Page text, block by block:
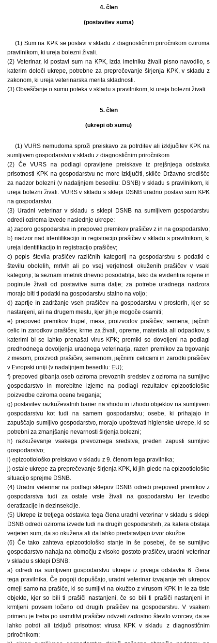
4. člen
(postavitev suma)
(1) Sum na KPK se postavi v skladu z diagnostičnim priročnikom oziroma
pravilnikom, ki ureja bolezni živali.
(2) Veterinar, ki postavi sum na KPK, izda imetniku živali pisno navodilo, s
katerim določi ukrepe, potrebne za preprečevanje širjenja KPK, v skladu z
zakonom, ki ureja veterinarska merila skladnosti.
(3) Obveščanje o sumu poteka v skladu s pravilnikom, ki ureja bolezni živali.
5. člen
(ukrepi ob sumu)
(1) VURS nemudoma sproži preiskavo za potrditev ali izključitev KPK na
sumljivem gospodarstvu v skladu z diagnostičnim priročnikom.
(2) Če VURS na podlagi opravljene preiskave iz prejšnjega odstavka
prisotnosti KPK na gospodarstvu ne more izključiti, skliče Državno središče
za nadzor bolezni (v nadaljnjem besedilu: DSNB) v skladu s pravilnikom, ki
ureja bolezni živali. VURS v skladu s sklepi DSNB uradno postavi sum KPK
na gospodarstvu.
(3) Uradni veterinar v skladu s sklepi DSNB na sumljivem gospodarstvu
odredi oziroma izvede naslednje ukrepe:
a) zaporo gospodarstva in prepoved premikov prašičev z in na gospodarstvo;
b) nadzor nad identifikacijo in registracijo prašičev v skladu s pravilnikom, ki
ureja identifikacijo in registracijo prašičev;
c) popis števila prašičev različnih kategorij na gospodarstvu s podatki o
številu obolelih, mrtvih ali po vsej verjetnosti okuženih prašičev v vsaki
kategoriji; ta seznam imetnik dnevno posodablja, tako da evidentira rojene in
poginule živali od postavitve suma dalje; za potrebe uradnega nadzora
morajo biti ti podatki na gospodarstvu stalno na voljo;
d) zaprtje in zadržanje vseh prašičev na gospodarstvu v prostorih, kjer so
nastanjeni, ali na drugem mestu, kjer jih je mogoče osamiti;
e) prepoved premikov trupel, mesa, proizvodov prašičev, semena, jajčnih
celic in zarodkov prašičev, krme za živali, opreme, materiala ali odpadkov, s
katerimi bi se lahko prenašal virus KPK; premiki so dovoljeni na podlagi
predhodnega dovoljenja uradnega veterinarja, razen premikov za trgovanje
z mesom, proizvodi prašičev, semenom, jajčnimi celicami in zarodki prašičev
v Evropski uniji (v nadaljnjem besedilu: EU);
f) prepoved gibanja oseb oziroma prevoznih sredstev z oziroma na sumljivo
gospodarstvo in morebitne izjeme na podlagi rezultatov epizootiološke
poizvedbe oziroma ocene tveganja;
g) postavitev razkuževalnih barier na vhodu in izhodu objektov na sumljivem
gospodarstvu kot tudi na samem gospodarstvu; osebe, ki prihajajo in
zapuščajo sumljivo gospodarstvo, morajo upoštevati higienske ukrepe, ki so
potrebni za zmanjšanje nevarnosti širjenja bolezni;
h) razkuževanje vsakega prevoznega sredstva, preden zapusti sumljivo
gospodarstvo;
i) epizootiološko preiskavo v skladu z 9. členom tega pravilnika;
j) ostale ukrepe za preprečevanje širjenja KPK, ki jih glede na epizootiološko
situacijo sprejme DSNB.
(4) Uradni veterinar na podlagi sklepov DSNB odredi prepoved premikov z
gospodarstva tudi za ostale vrste živali na gospodarstvu ter izvedbo
deratizacije in dezinsekcije.
(5) Ukrepe iz tretjega odstavka tega člena uradni veterinar v skladu s sklepi
DSNB odredi oziroma izvede tudi na drugih gospodarstvih, za katera obstaja
verjeten sum, da so okužena ali da lahko predstavljajo izvor okužbe.
(6) Če tako zahteva epizootiološko stanje in še posebej, če se sumljivo
gospodarstvo nahaja na območju z visoko gostoto prašičev, uradni veterinar
v skladu s sklepi DSNB:
a) odredi na sumljivem gospodarstvu ukrepe iz prvega odstavka 6. člena
tega pravilnika. Če pogoji dopuščajo, uradni veterinar izvajanje teh ukrepov
omeji samo na prašiče, ki so sumljivi na okužbo z virusom KPK in le za tiste
objekte, kjer so bili ti prašiči nastanjeni, če so bili ti prašiči nastanjeni in
krmljeni povsem ločeno od drugih prašičev na gospodarstvu. V vsakem
primeru je treba po usmrtitvi prašičev odvzeti zadostno število vzorcev, da se
lahko potrdi ali izključi prisotnost virusa KPK v skladu z diagnostičnim
priročnikom;